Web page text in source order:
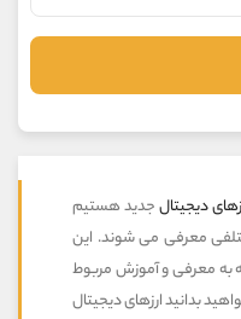
دیجیتالجدید هستیم
معرفی می شوند. این
به معرفی و آموزش مربوط
بدانید ارزهای دیجیتال
شروع گفتگو
104
09194198792
شروع گفتگو
@Armteam_admin_33
118